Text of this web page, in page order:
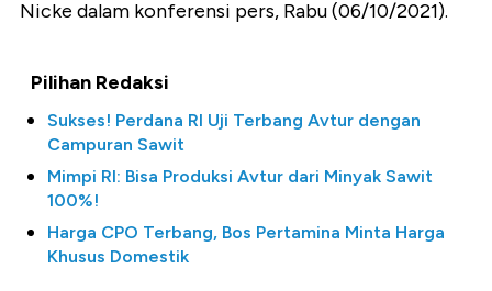
Nicke dalam konferensi pers, Rabu (06/10/2021).
Pilihan Redaksi
Sukses! Perdana RI Uji Terbang Avtur dengan
Campuran Sawit
Mimpi RI: Bisa Produksi Avtur dari Minyak Sawit
100%!
Harga CPO Terbang, Bos Pertamina Minta Harga
Khusus Domestik